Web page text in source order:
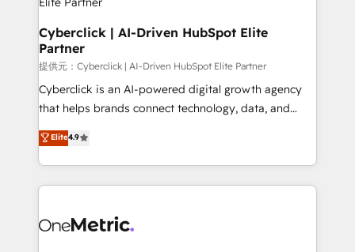
Cyberclick | AI-Driven HubSpot Elite
Partner
提供元：Cyberclick | AI-Driven HubSpot Elite Partner
Cyberclick is an AI-powered digital growth agency
that helps brands connect technology, data, and
creativity to achieve measurable results. Founded in
Barcelona and operating across Spain, LATAM, and
the UK, we support global companies in building
smarter marketing, sales, and customer success
Iberia (Spain & Portugal), we combine human insight
Elite4.9